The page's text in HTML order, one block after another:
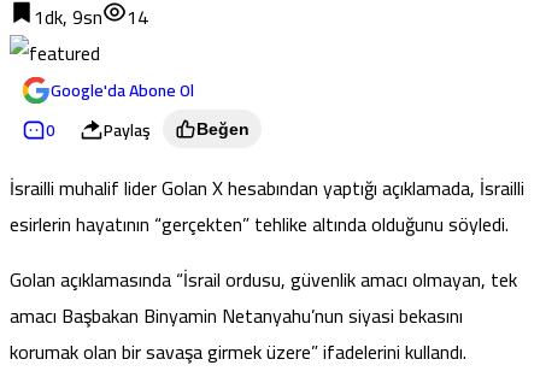
1dk, 9sn
14
Google'da Abone Ol
0
Paylaş Beğen
İsrailli muhalif lider Golan X hesabından yaptığı açıklamada, İsrailli
esirlerin hayatının “gerçekten” tehlike altında olduğunusöyledi.
Golan açıklamasında “İsrail ordusu, güvenlik amacı olmayan, tek
amacı Başbakan Binyamin Netanyahu’nun siyasi bekasını
korumak olan bir savaşa girmek üzere” ifadelerini kullandı.